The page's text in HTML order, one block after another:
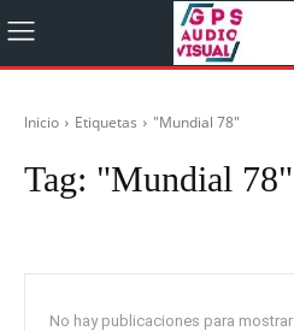
Inicio Etiquetas "Mundial 78"
Tag: "Mundial 78"
No hay publicaciones para mostrar